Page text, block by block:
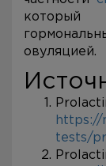
овуляцией.
https://
tests/